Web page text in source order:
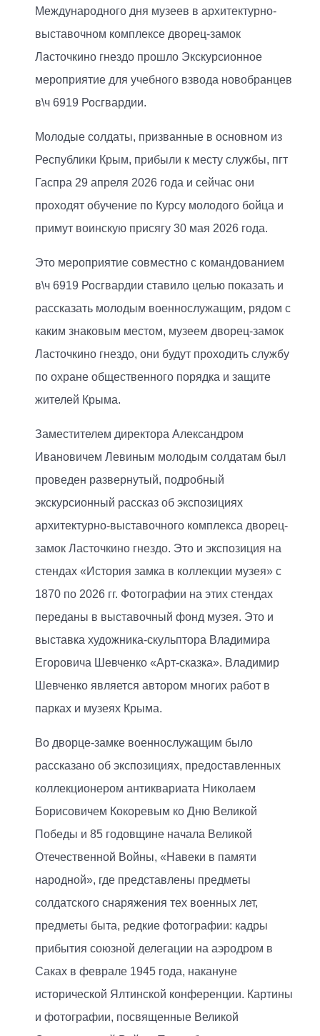
Международного дня музеев в архитектурно-
выставочном комплексе дворец-замок
Ласточкино гнездо прошло Экскурсионное
мероприятие для учебного взвода новобранцев
в\ч 6919 Росгвардии.
Молодые солдаты, призванные в основном из
Республики Крым, прибыли к месту службы, пгт
Гаспра 29 апреля 2026 года и сейчас они
проходят обучение по Курсу молодого бойца и
примут воинскую присягу 30 мая 2026 года.
Это мероприятие совместно с командованием
в\ч 6919 Росгвардии ставило целью показать и
рассказать молодым военнослужащим, рядом с
каким знаковым местом, музеем дворец-замок
Ласточкино гнездо, они будут проходить службу
по охране общественного порядка и защите
жителей Крыма.
Заместителем директора Александром
Ивановичем Левиным молодым солдатам был
проведен развернутый, подробный
экскурсионный рассказ об экспозициях
архитектурно-выставочного комплекса дворец-
замок Ласточкино гнездо. Это и экспозиция на
стендах «История замка в коллекции музея» с
1870 по 2026 гг. Фотографии на этих стендах
переданы в выставочный фонд музея. Это и
выставка художника-скульптора Владимира
Егоровича Шевченко «Арт-сказка». Владимир
Шевченко является автором многих работ в
парках и музеях Крыма.
Во дворце-замке военнослужащим было
рассказано об экспозициях, предоставленных
коллекционером антиквариата Николаем
Борисовичем Кокоревым ко Дню Великой
Победы и 85 годовщине начала Великой
Отечественной Войны, «Навеки в памяти
народной», где представлены предметы
солдатского снаряжения тех военных лет,
предметы быта, редкие фотографии: кадры
прибытия союзной делегации на аэродром в
Саках в феврале 1945 года, накануне
исторической Ялтинской конференции. Картины
и фотографии, посвященные Великой